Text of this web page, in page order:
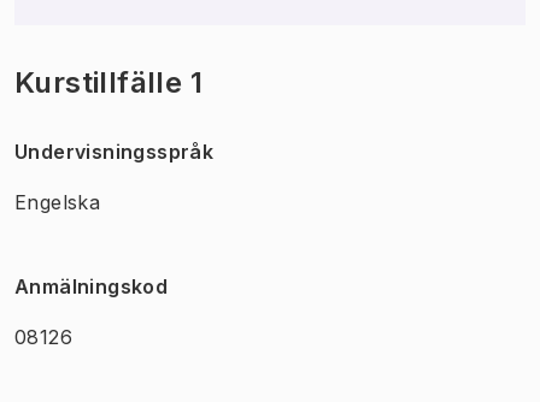
Kurstillfälle 1
Undervisningsspråk
Engelska
Anmälningskod
08126